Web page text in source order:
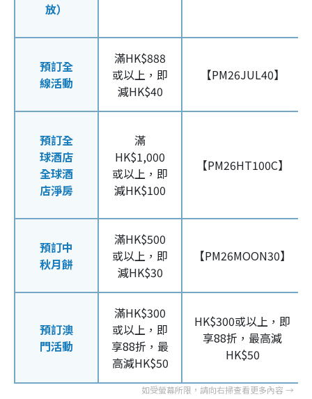
放）
預訂全
線活動
滿HK$888
或以上，即
減HK$40
【PM26JUL40】
預訂全
球酒店
全球酒
店淨房
滿
HK$1,000
或以上，即
減HK$100
【PM26HT100C】
預訂中
秋月餅
滿HK$500
或以上，即
減HK$30
【PM26MOON30】
預訂澳
門活動
滿HK$300
或以上，即
享88折，最
高減HK$50
HK$300或以上，即
享88折，最高減
HK$50